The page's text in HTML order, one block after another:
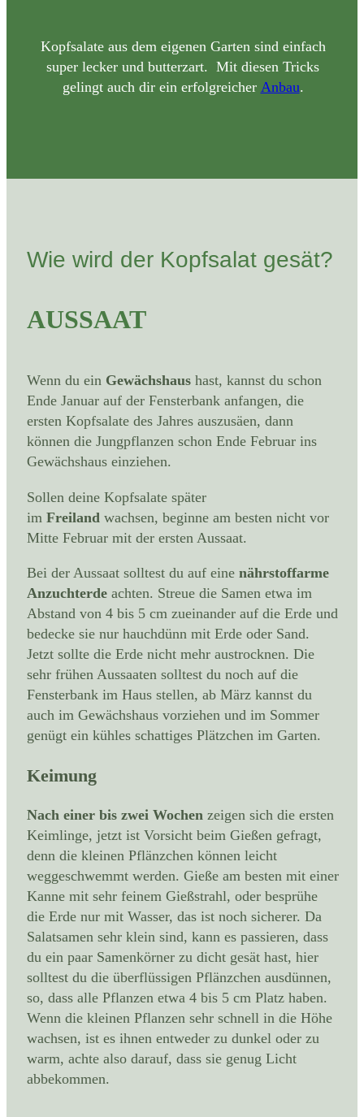
Kopfsalate aus dem eigenen Garten sind einfach
super lecker und butterzart. Mit diesen Tricks
gelingt auch dir ein erfolgreicher Anbau.
Wie wird der Kopfsalat gesät?
AUSSAAT
Wenn du ein Gewächshaus hast, kannst du schon
Ende Januar auf der Fensterbank anfangen, die
ersten Kopfsalate des Jahres auszusäen, dann
können die Jungpflanzen schon Ende Februar ins
Gewächshaus einziehen.
Sollen deine Kopfsalate später
im Freiland wachsen, beginne am besten nicht vor
Mitte Februar mit der ersten Aussaat.
Bei der Aussaat solltest du auf eine nährstoffarme
Anzuchterde achten. Streue die Samen etwa im
Abstand von 4 bis 5 cm zueinander auf die Erde und
bedecke sie nur hauchdünn mit Erde oder Sand.
Jetzt sollte die Erde nicht mehr austrocknen. Die
sehr frühen Aussaaten solltest du noch auf die
Fensterbank im Haus stellen, ab März kannst du
auch im Gewächshaus vorziehen und im Sommer
genügt ein kühles schattiges Plätzchen im Garten.
Keimung
Nach einer bis zwei Wochen zeigen sich die ersten
Keimlinge, jetzt ist Vorsicht beim Gießen gefragt,
denn die kleinen Pflänzchen können leicht
weggeschwemmt werden. Gieße am besten mit einer
Kanne mit sehr feinem Gießstrahl, oder besprühe
die Erde nur mit Wasser, das ist noch sicherer. Da
Salatsamen sehr klein sind, kann es passieren, dass
du ein paar Samenkörner zu dicht gesät hast, hier
solltest du die überflüssigen Pflänzchen ausdünnen,
so, dass alle Pflanzen etwa 4 bis 5 cm Platz haben.
Wenn die kleinen Pflanzen sehr schnell in die Höhe
wachsen, ist es ihnen entweder zu dunkel oder zu
warm, achte also darauf, dass sie genug Licht
abbekommen.